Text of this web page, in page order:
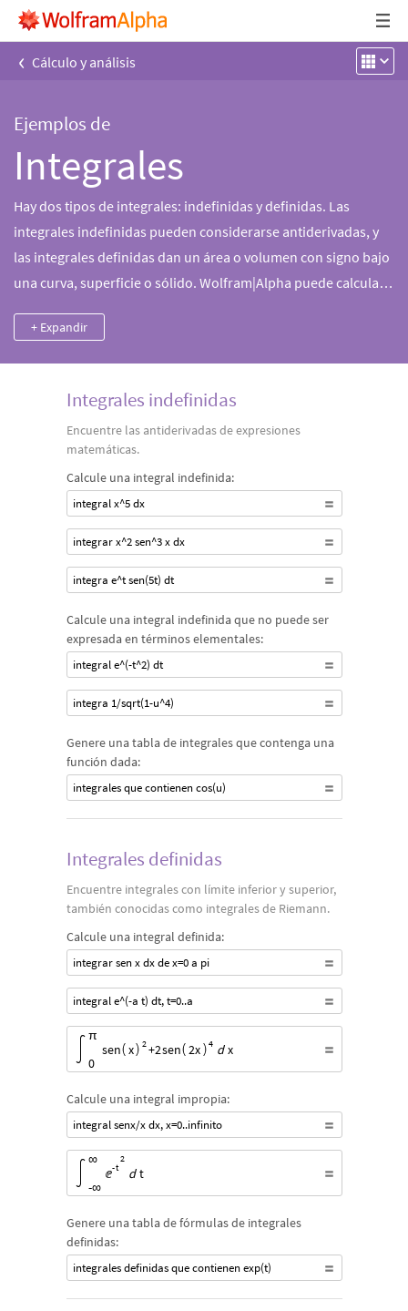
‹ Cálculo y análisis
Ejemplos de
Integrales
Hay dos tipos de integrales: indefinidas y definidas. Las
integrales indefinidas pueden considerarse antiderivadas, y
las integrales definidas dan un área o volumen con signo bajo
una curva, superficie o sólido. Wolfram|Alpha puede calcular
puede explorar representaciones gráficas, soluciones y
representaciones alternativas de una gran variedad de
+ Expandir
Integrales indefinidas
Encuentre las antiderivadas de expresiones
matemáticas.
Calcule una integral indefinida:
integral x^5 dx
integrar x^2 sen^3 x dx
integra e^t sen(5t) dt
Calcule una integral indefinida que no puede ser
expresada en términos elementales:
integral e^(-t^2) dt
integra 1/sqrt(1-u^4)
Genere una tabla de integrales que contenga una
función dada:
integrales que contienen cos(u)
Integrales definidas
Encuentre integrales con límite inferior y superior,
también conocidas como integrales de Riemann.
Calcule una integral definida:
integrar sen x dx de x=0 a pi
integral e^(-a t) dt, t=0..a
Start Definite Integral, Start límite inferior first, 0 , límite
π
0
sen x 2+2sen 2x 4 d x
Calcule una integral impropia:
integral senx/x dx, x=0..infinito
Start Definite Integral, Start límite inferior first, -∞ , límite
∞
-∞
ⅇ-t
2
d t
Genere una tabla de fórmulas de integrales
definidas:
integrales definidas que contienen exp(t)